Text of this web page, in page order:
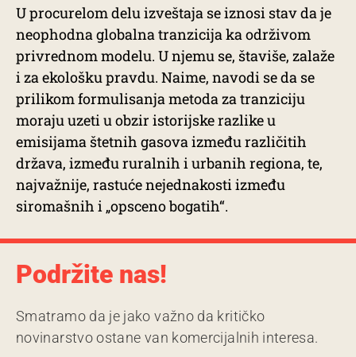
U procurelom delu izveštaja se iznosi stav da je
neophodna globalna tranzicija ka održivom
privrednom modelu. U njemu se, štaviše, zalaže
i za ekološku pravdu. Naime, navodi se da se
prilikom formulisanja metoda za tranziciju
moraju uzeti u obzir istorijske razlike u
emisijama štetnih gasova između različitih
država, između ruralnih i urbanih regiona, te,
najvažnije, rastuće nejednakosti između
siromašnih i „opsceno bogatih“.
Podržite nas!
Smatramo da je jako važno da kritičko
novinarstvo ostane van komercijalnih interesa.